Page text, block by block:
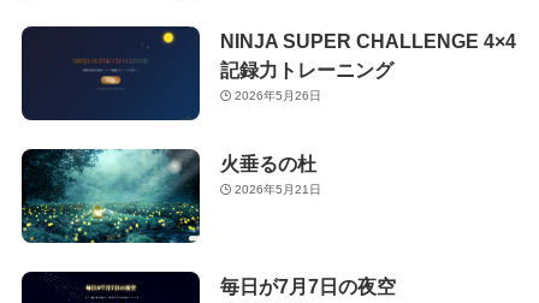
NINJA SUPER CHALLENGE 4×4
記録力トレーニング
2026年5月26日
火垂るの杜
2026年5月21日
毎日が7月7日の夜空